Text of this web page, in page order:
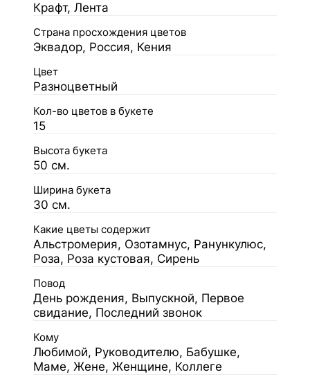
Крафт, Лента
Страна просхождения цветов
Эквадор, Россия, Кения
Цвет
Разноцветный
Кол-во цветов в букете
15
Высота букета
50 см.
Ширина букета
30 см.
Какие цветы содержит
Альстромерия, Озотамнус, Ранункулюс,
Роза, Роза кустовая, Сирень
Повод
День рождения, Выпускной, Первое
свидание, Последний звонок
Кому
Любимой, Руководителю, Бабушке,
Маме, Жене, Женщине, Коллеге